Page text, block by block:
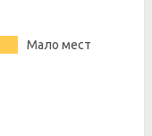
Мало мест